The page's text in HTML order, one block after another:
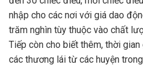
nhập cho các nơi với giá dao
trăm nghìn tùy thuộc vào chất
Tiếp còn cho biết thêm, thời
các thương lái từ các huyện